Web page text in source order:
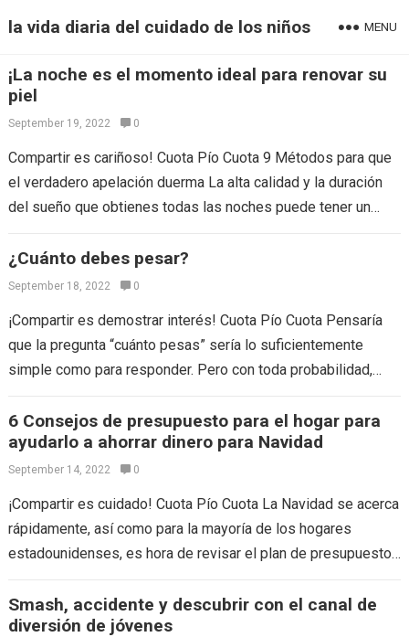
la vida diaria del cuidado de los niños MENU
¡La noche es el momento ideal para renovar su
piel
September 19, 2022 0
Compartir es cariñoso! Cuota Pío Cuota 9 Métodos para que
el verdadero apelación duerma La alta calidad y la duración
del sueño que obtienes todas las noches puede tener un…
¿Cuánto debes pesar?
September 18, 2022 0
¡Compartir es demostrar interés! Cuota Pío Cuota Pensaría
que la pregunta “cuánto pesas” sería lo suficientemente
simple como para responder. Pero con toda probabilidad,
6 Consejos de presupuesto para el hogar para
ayudarlo a ahorrar dinero para Navidad
September 14, 2022 0
¡Compartir es cuidado! Cuota Pío Cuota La Navidad se acerca
rápidamente, así como para la mayoría de los hogares
estadounidenses, es hora de revisar el plan de presupuesto
Smash, accidente y descubrir con el canal de
diversión de jóvenes